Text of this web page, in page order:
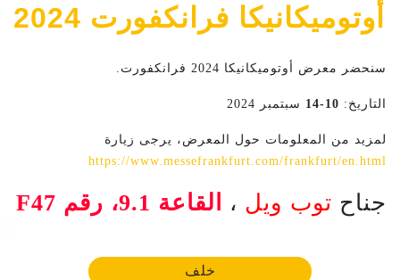
أوتوميكانيكا فرانكفورت 2024
سنحضر معرض أوتوميكانيكا 2024 فرانكفورت.
التاريخ: 10-14 سبتمبر 2024
لمزيد من المعلومات حول المعرض، يرجى زيارة
https://www.messefrankfurt.com/frankfurt/en.html
جناح توب ويل ، القاعة 9.1، رقم F47
خلف